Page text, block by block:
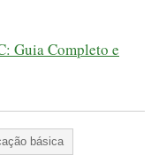
Guia Completo e
básica